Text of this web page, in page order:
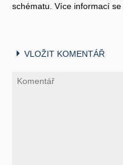
schématu. Více informací
VLOŽIT KOMENTÁŘ